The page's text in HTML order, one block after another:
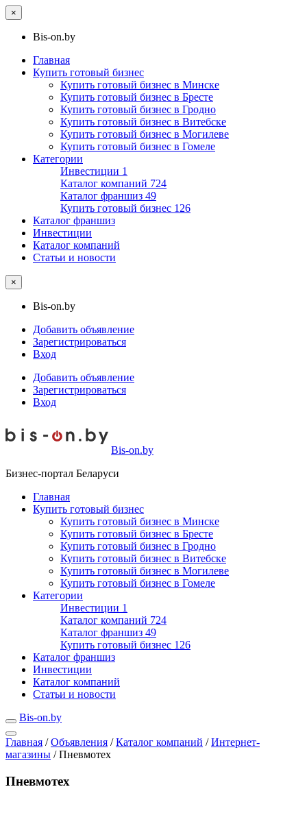
×
Bis-on.by
Главная
Купить готовый бизнес
Купить готовый бизнес в Минске
Купить готовый бизнес в Бресте
Купить готовый бизнес в Гродно
Купить готовый бизнес в Витебске
Купить готовый бизнес в Могилеве
Купить готовый бизнес в Гомеле
Категории
Инвестиции 1
Каталог компаний 724
Каталог франшиз 49
Купить готовый бизнес 126
Каталог франшиз
Инвестиции
Каталог компаний
Статьи и новости
×
Bis-on.by
Добавить объявление
Зарегистрироваться
Вход
Добавить объявление
Зарегистрироваться
Вход
Bis-on.by
Бизнес-портал Беларуси
Главная
Купить готовый бизнес
Купить готовый бизнес в Минске
Купить готовый бизнес в Бресте
Купить готовый бизнес в Гродно
Купить готовый бизнес в Витебске
Купить готовый бизнес в Могилеве
Купить готовый бизнес в Гомеле
Категории
Инвестиции 1
Каталог компаний 724
Каталог франшиз 49
Купить готовый бизнес 126
Каталог франшиз
Инвестиции
Каталог компаний
Статьи и новости
Bis-on.by
Главная / Объявления / Каталог компаний / Интернет-
магазины /Пневмотех
Пневмотех